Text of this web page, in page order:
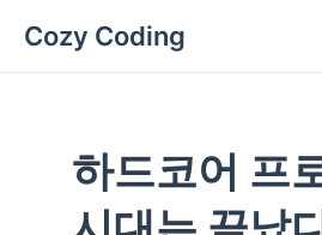
Cozy Coding
하드코어 프